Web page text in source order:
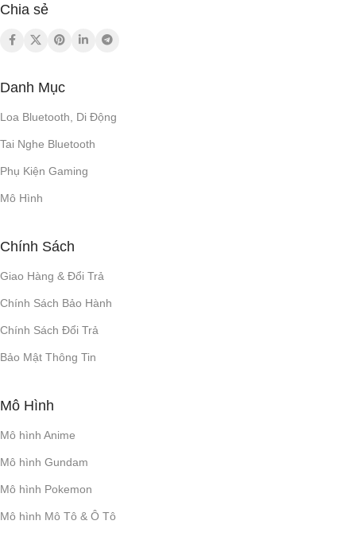
Chia sẻ
Danh Mục
Loa Bluetooth, Di Động
Tai Nghe Bluetooth
Phụ Kiện Gaming
Mô Hình
Chính Sách
Giao Hàng & Đổi Trả
Chính Sách Bảo Hành
Chính Sách Đổi Trả
Bảo Mật Thông Tin
Mô Hình
Mô hình Anime
Mô hình Gundam
Mô hình Pokemon
Mô hình Mô Tô & Ô Tô